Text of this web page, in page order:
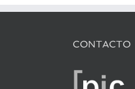
CONTACTO